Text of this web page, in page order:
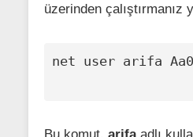
üzerinden çalıştırmanız
net user arifa